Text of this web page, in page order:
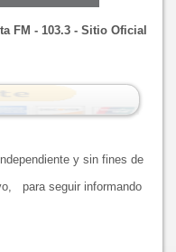
- 103.3 - Sitio Oficial
y sin fines de
para seguir informando